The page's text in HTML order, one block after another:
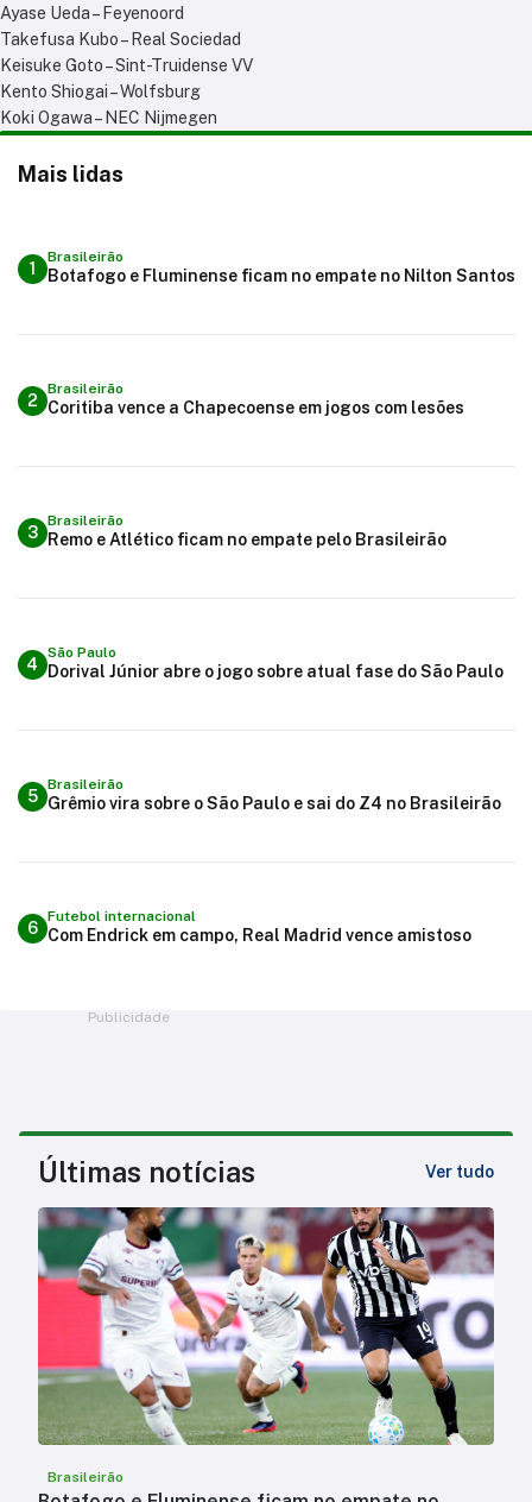
Ayase Ueda – Feyenoord
Takefusa Kubo – Real Sociedad
Keisuke Goto – Sint-Truidense VV
Kento Shiogai – Wolfsburg
Koki Ogawa – NEC Nijmegen
Mais lidas
1
Brasileirão
Botafogo e Fluminense ficam no empate no Nilton Santos
2
Brasileirão
Coritiba vence a Chapecoense em jogos com lesões
3
Brasileirão
Remo e Atlético ficam no empate pelo Brasileirão
4
São Paulo
Dorival Júnior abre o jogo sobre atual fase do São Paulo
5
Brasileirão
Grêmio vira sobre o São Paulo e sai do Z4 no Brasileirão
6
Futebol internacional
Com Endrick em campo, Real Madrid vence amistoso
Publicidade
Últimas notícias Ver tudo
Brasileirão